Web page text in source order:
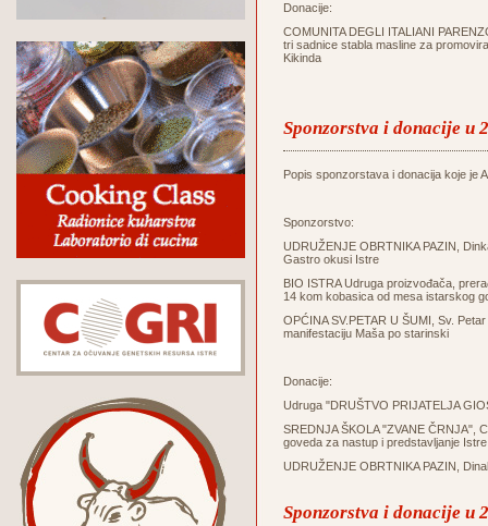
Donacije:
COMUNITA DEGLI ITALIANI
tri sadnice stabla masline za
Kikinda
Sponzorstva i donacije u
Popis sponzorstava i donacija koje je
Sponzorstvo:
UDRUŽENJE OBRTNIKA PAZIN,
Gastro okusi Istre
BIO ISTRA Udruga proizvođača,
14 kom kobasica od mesa istarskog
OPĆINA SV.PETAR U ŠUMI, Sv.
manifestaciju Maša po starinski
Donacije:
Udruga "DRUŠTVO PRIJATELJA
SREDNJA ŠKOLA "ZVANE ČRNJA",
goveda za nastup i predstavljanje
UDRUŽENJE OBRTNIKA PAZIN,
Sponzorstva i donacije u